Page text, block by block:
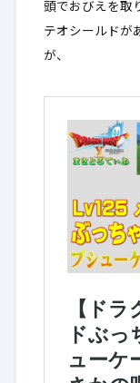
頭でおびえを取
テオシールドが
が、